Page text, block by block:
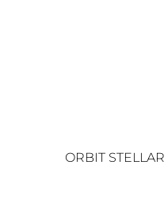
ORBIT STELLAR